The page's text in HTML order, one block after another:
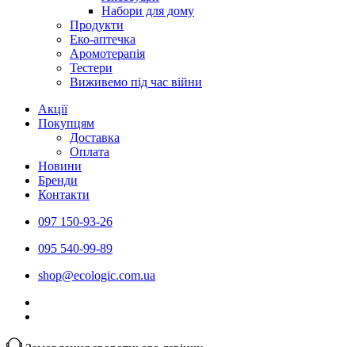
Набори для дому
Продукти
Еко-аптечка
Аромотерапія
Тестери
Виживемо під час війни
Акції
Покупцям
Доставка
Оплата
Новини
Бренди
Контакти
097 150-93-26
095 540-99-89
shoр@ecologic.com.ua